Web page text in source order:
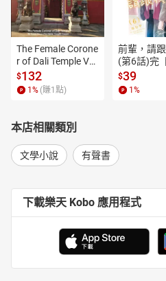
《端傳媒》過去也曾有個令我著迷
「別處．新疆」、「別處．稻城亞
片，別無文字。……李易安本人就是
處」：他既在這裡，又不在這裡；
路。
相對比較陌生的國家。裡面我去過
的那些則是我非常好奇想去的。而
書裡面將自己親身經歷的故事巧妙
東干車主的語言教學，看到東干民
發主的相處中，了解難民對約旦的
會搭到完全不一樣的便車，遇到完
◈陳柔安（《我沒錢，所以邊畫畫
The Female Corone
r of Dali Temple Vo
l.6【有聲書】
$132
1 % (賺1 點)
前輩，請
(第6話)完
書】
$39
1 %
本店相關類別
文學小說 有聲書
下載樂天 Kobo 應用程式